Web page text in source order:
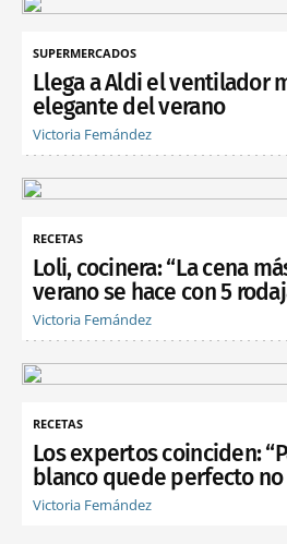
SUPERMERCADOS
Llega a Aldi el ventilador
elegante del verano
Victoria Fernández
RECETAS
Loli, cocinera: “La cena
verano se hace con 5
Victoria Fernández
RECETAS
Los expertos coinciden:
blanco quede perfecto no
Victoria Fernández